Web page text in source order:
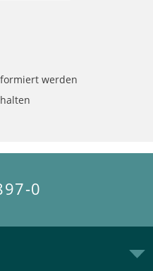
werden
0